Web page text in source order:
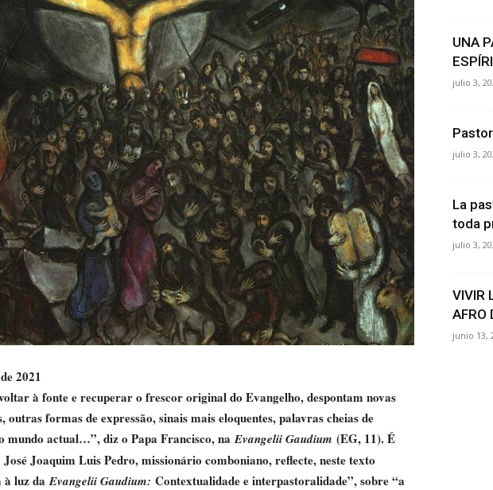
2021
à fonte e recuperar o frescor original do Evangelho, despontam novas
outras formas de expressão, sinais mais eloquentes, palavras cheias de
mundo actual…”, diz o Papa Francisco, naEvangelii Gaudium (EG, 11). É
José Joaquim Luis Pedro, missionário comboniano, reflecte, neste texto
luz da Evangelii Gaudium: Contextualidade e interpastoralidade”, sobre “a
UNA
julio 3,
julio 3,
La
toda
julio 3,
VIVIR
AFRO
junio 13,